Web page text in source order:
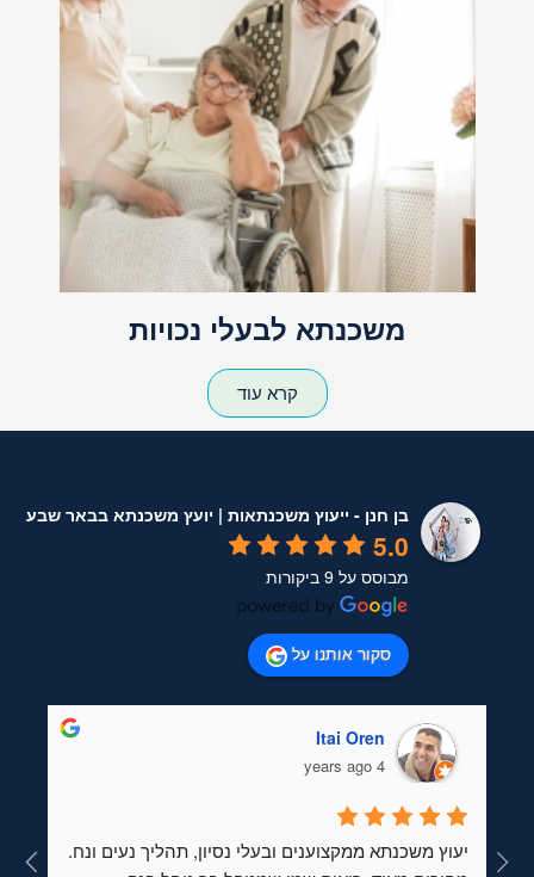
משכנתא לבעלי נכויות
קרא עוד
בן חנן - ייעוץ משכנתאות | יועץ משכנתא בבאר שבע
5.0
מבוסס על 9 ביקורות
סקור אותנו על
Itai Oren
4 years ago